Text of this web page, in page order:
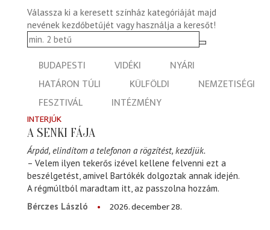
Válassza ki a keresett színház kategóriáját majd
nevének kezdőbetűjét vagy használja a keresőt!
BUDAPESTI VIDÉKI
NYÁRI
HATÁRON TÚLI
KÜLFÖLDI
NEMZETISÉGI
FESZTIVÁL
INTÉZMÉNY
INTERJÚK
A SENKI FÁJA
Árpád, elindítom a telefonon a rögzítést, kezdjük.
– Velem ilyen tekerős izével kellene felvenni ezt a
beszélgetést, amivel Bartókék dolgoztak annak idején.
A régmúltból maradtam itt, az passzolna hozzám.
Bérczes László
2026. december 28.